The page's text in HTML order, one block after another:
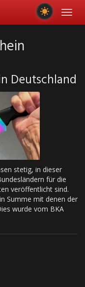
Deutschland
stetig, in dieser
für die
veröffentlicht sind.
Summe mit denen der
wurde vom BKA